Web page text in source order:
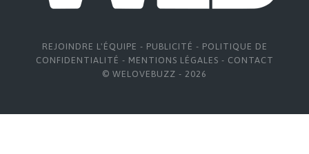
REJOINDRE L'ÉQUIPE - PUBLICITÉ - POLITIQUE DE
CONFIDENTIALITÉ - MENTIONS LÉGALES - CONTACT
© WELOVEBUZZ - 2026